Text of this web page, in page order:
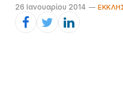
26 Ιανουαρίου 2014